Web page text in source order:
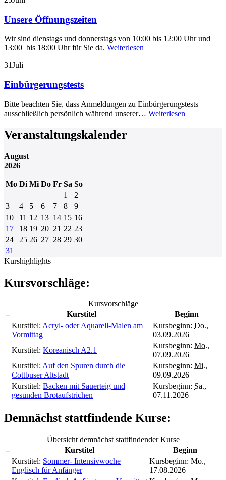
Unsere Öffnungszeiten
Wir sind dienstags und donnerstags von 10:00 bis 12:00 Uhr und
13:00 bis 18:00 Uhr für Sie da. Weiterlesen
31Juli
Einbürgerungstests
Bitte beachten Sie, dass Anmeldungen zu Einbürgerungstests
ausschließlich persönlich während unserer… Weiterlesen
Veranstaltungskalender
August
2026
Mo Di Mi Do Fr Sa So
1
2
3
4 5 6 7 8
9
10
11 12 13 14 15 16
17
18 19 20 21 22 23
24
25 26 27 28 29 30
31
Kurshighlights
Kursvorschläge:
Kursvorschläge
–
Kurstitel
Beginn
Kurstitel: Acryl- oder Aquarell-Malen am
Vormittag
Kursbeginn: Do.,
03.09.2026
Kurstitel: Koreanisch A2.1
Kursbeginn: Mo.,
07.09.2026
Kurstitel: Auf den Spuren durch die
Cottbuser Altstadt
Kursbeginn: Mi.,
09.09.2026
Kurstitel: Backen mit Sauerteig und
gesunden Brotaufstrichen
Kursbeginn: Sa.,
07.11.2026
Demnächst stattfindende Kurse:
Übersicht demnächst stattfindender Kurse
–
Kurstitel
Beginn
Kurstitel: Sommer- Intensivwoche
Englisch für Anfänger
Kursbeginn: Mo.,
17.08.2026